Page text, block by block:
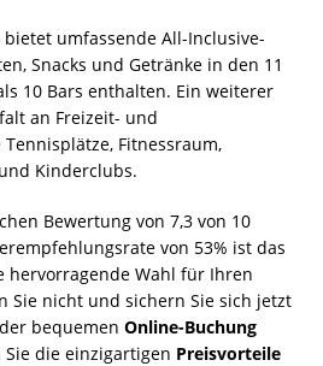
bietet umfassende All-Inclusive-
Snacks und Getränke in den 11
10 Bars enthalten. Ein weiterer
an Freizeit- und
Fitnessraum,
Kinderclubs.
Bewertung von 7,3 von 10
von 53% ist das
hervorragende Wahl für Ihren
Sie nicht und sichern Sie sich jetzt
bequemen Online-Buchung
die einzigartigen Preisvorteile